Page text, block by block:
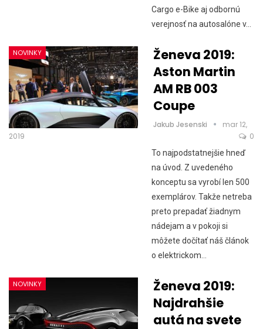
Cargo e-Bike aj odbornú
verejnosť na autosalóne v…
NOVINKY
Ženeva 2019:
Aston Martin
AM RB 003
Coupe
Jakub Jesenski
mar 12,
2019
0
To najpodstatnejšie hneď
na úvod. Z uvedeného
konceptu sa vyrobí len 500
exemplárov. Takže netreba
preto prepadať žiadnym
nádejam a v pokoji si
môžete dočítať náš článok
o elektrickom…
NOVINKY
Ženeva 2019:
Najdrahšie
autá na svete